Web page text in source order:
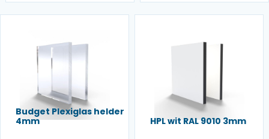
Budget Plexiglas helder
4mm
HPL wit RAL 9010 3mm